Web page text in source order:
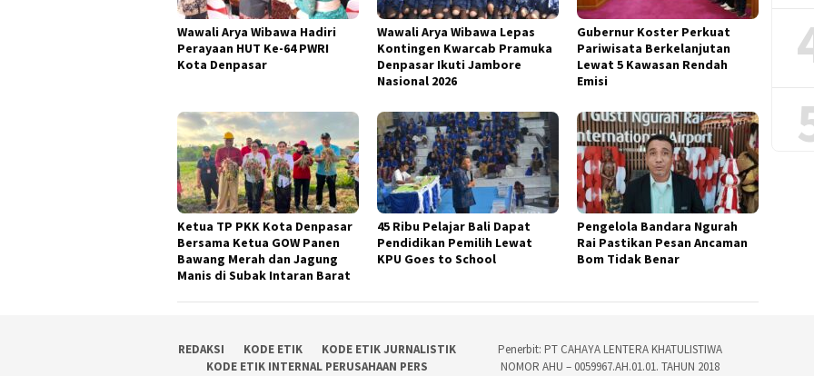
Wawali Arya Wibawa Hadiri
Perayaan HUT Ke-64 PWRI
Kota Denpasar
Wawali Arya Wibawa Lepas
Kontingen Kwarcab Pramuka
Denpasar Ikuti Jambore
Nasional 2026
Gubernur Koster Perkuat
Pariwisata Berkelanjutan
Lewat 5 Kawasan Rendah
Emisi
Ketua TP PKK Kota Denpasar
Bersama Ketua GOW Panen
Bawang Merah dan Jagung
Manis di Subak Intaran Barat
45 Ribu Pelajar Bali Dapat
Pendidikan Pemilih Lewat
KPU Goes to School
Pengelola Bandara Ngurah
Rai Pastikan Pesan Ancaman
Bom Tidak Benar
REDAKSI KODE ETIK
KODE ETIK JURNALISTIK
KODE ETIK INTERNAL PERUSAHAAN PERS
Penerbit: PT CAHAYA LENTERA KHATULISTIWA
NOMOR AHU – 0059967.AH.01.01. TAHUN 2018